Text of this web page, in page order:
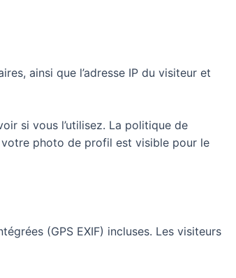
ainsi que l’adresse IP du visiteur et
si vous l’utilisez. La politique de
photo de profil est visible pour le
(GPS EXIF) incluses. Les visiteurs